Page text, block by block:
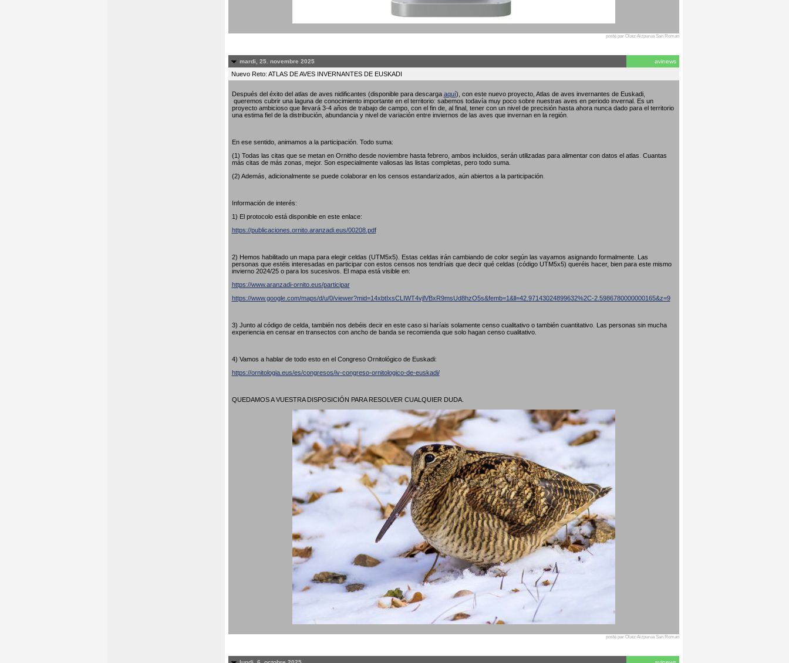
posté par Olatz Aizpurua San Roman
mardi, 25. novembre 2025 avinews
Nuevo Reto: ATLAS DE AVES INVERNANTES DE EUSKADI
Después del éxito del atlas de aves nidificantes (disponible para descarga aquí), con este nuevo proyecto, Atlas de aves invernantes de Euskadi,
queremos cubrir una laguna de conocimiento importante en el territorio: sabemos todavía muy poco sobre nuestras aves en periodo invernal. Es un
proyecto ambicioso que llevará 3-4 años de trabajo de campo, con el fin de, al final, tener con un nivel de precisión hasta ahora nunca dado para el territorio
una estima fiel de la distribución, abundancia y nivel de variación entre inviernos de las aves que invernan en la región.
En ese sentido, animamos a la participación. Todo suma:
(1) Todas las citas que se metan en Ornitho desde noviembre hasta febrero, ambos incluidos, serán utilizadas para alimentar con datos el atlas. Cuantas
más citas de más zonas, mejor. Son especialmente valiosas las listas completas, pero todo suma.
(2) Además, adicionalmente se puede colaborar en los censos estandarizados, aún abiertos a la participación.
Información de interés:
1) El protocolo está disponible en este enlace:
https://publicaciones.ornito.aranzadi.eus/00208.pdf
2) Hemos habilitado un mapa para elegir celdas (UTM5x5). Estas celdas irán cambiando de color según las vayamos asignando formalmente. Las
personas que estéis interesadas en participar con estos censos nos tendríais que decir qué celdas (código UTM5x5) queréis hacer, bien para este mismo
invierno 2024/25 o para los sucesivos. El mapa está visible en:
https://www.aranzadi-ornito.eus/participar
https://www.google.com/maps/d/u/0/viewer?mid=14xbtIxsCLIWT4vjlVBxR9msUd8hzO5s&femb=1&ll=42.97143024899632%2C-2.5986780000000165&z=9
3) Junto al código de celda, también nos debéis decir en este caso si haríais solamente censo cualitativo o también cuantitativo. Las personas sin mucha
experiencia en censar en transectos con ancho de banda se recomienda que solo hagan censo cualitativo.
4) Vamos a hablar de todo esto en el Congreso Ornitológico de Euskadi:
https://ornitologia.eus/es/congresos/iv-congreso-ornitologico-de-euskadi/
QUEDAMOS A VUESTRA DISPOSICIÓN PARA RESOLVER CUALQUIER DUDA.
posté par Olatz Aizpurua San Roman